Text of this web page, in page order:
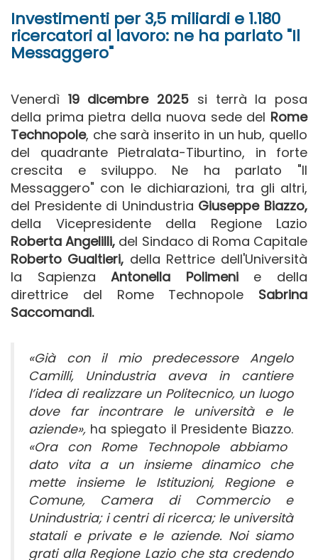
Investimenti per 3,5 miliardi e 1.180
ricercatori al lavoro: ne ha parlato "Il
Messaggero"
Venerdì 19 dicembre 2025 si terrà la posa
della prima pietra della nuova sede del Rome
Technopole, che sarà inserito in un hub, quello
del quadrante Pietralata-Tiburtino, in forte
crescita e sviluppo. Ne ha parlato "Il
Messaggero" con le dichiarazioni, tra gli altri,
del Presidente di Unindustria Giuseppe Biazzo,
della Vicepresidente della Regione Lazio
Roberta Angelilli, del Sindaco di Roma Capitale
Roberto Gualtieri, della Rettrice dell'Università
la SapienzaAntonella Polimenie della
direttrice del Rome Technopole Sabrina
Saccomandi.
«Già con il mio predecessore Angelo
Camilli, Unindustria aveva in cantiere
l’idea di realizzare un Politecnico, un luogo
dove far incontrare le università e le
aziende», ha spiegato il Presidente Biazzo.
«Ora con Rome Technopole abbiamo
dato vita a un insieme dinamico che
mette insieme le Istituzioni, Regione e
Comune, Camera di Commercio e
Unindustria; i centri di ricerca; le università
statali e private e le aziende. Noi siamo
grati alla Regione Lazio che sta credendo